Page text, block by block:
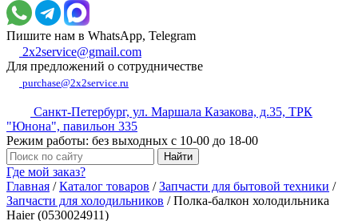
Пишите нам в WhatsApp, Telegram
2x2service@gmail.com
Для предложений о сотрудничестве
purchase@2x2service.ru
Санкт-Петербург, ул. Маршала Казакова, д.35, ТРК
"Юнона", павильон 335
Режим работы: без выходных с 10-00 до 18-00
Где мой заказ?
Главная /Каталог товаров /Запчасти для бытовой техники /
Запчасти для холодильников /Полка-балкон холодильника
Haier (0530024911)